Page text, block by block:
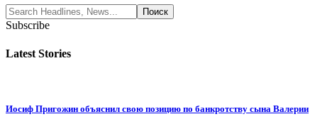
Subscribe
Latest Stories
Иосиф Пригожин объяснил свою позицию по банкротству сына Валерии